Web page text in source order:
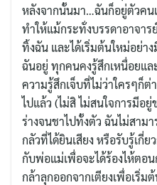
หลังจากนั้นมา…ฉันก็อยู่ตัวคน
ทำให้แม้กระทั่งบรรดาอาจา
ทิ้งฉัน และได้เริ่มต้นใหม่อย่
ฉันอยู่ ทุกคนคงรู้สึกเหนื่อยแ
ความรู้สึกเจ็บที่ไม่ว่าใครๆก็ต่
ไปแล้ว (ไม่สิ ไม่สนใจการมีอ
ร่างจนชาไปทั้งตัว ฉันไม่สาม
กลัวที่ได้ยินเสียง หรือรับรู้เกี่
กับพ่อแม่เพื่อจะได้ร้องไห้ตอ
กล้าลุกออกจากเตียงเพื่อเริ่ม